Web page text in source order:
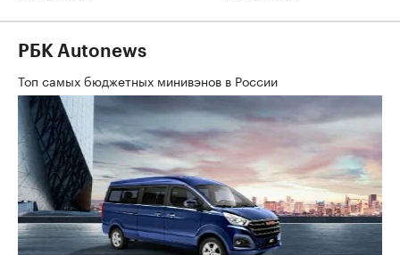
РБК Autonews
Топ самых бюджетных минивэнов в России